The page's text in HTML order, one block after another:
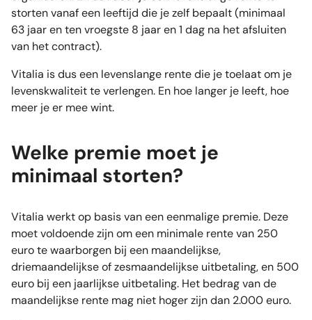
storten vanaf een leeftijd die je zelf bepaalt (minimaal
63 jaar en ten vroegste 8 jaar en 1 dag na het afsluiten
van het contract).
Vitalia is dus een levenslange rente die je toelaat om je
levenskwaliteit te verlengen. En hoe langer je leeft, hoe
meer je er mee wint.
Welke premie moet je
minimaal storten?
Vitalia werkt op basis van een eenmalige premie. Deze
moet voldoende zijn om een minimale rente van 250
euro te waarborgen bij een maandelijkse,
driemaandelijkse of zesmaandelijkse uitbetaling, en 500
euro bij een jaarlijkse uitbetaling. Het bedrag van de
maandelijkse rente mag niet hoger zijn dan 2.000 euro.